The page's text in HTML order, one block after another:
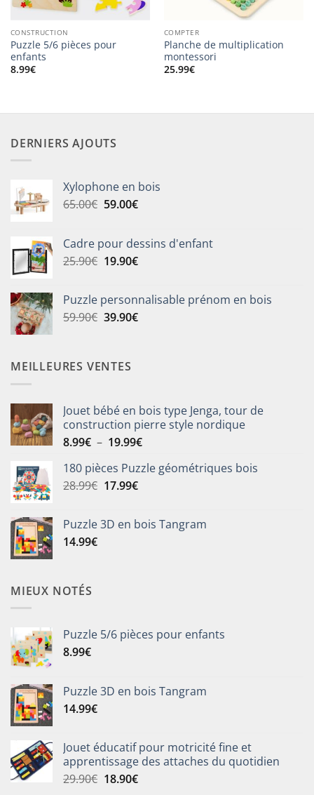
CONSTRUCTION
Puzzle 5/6 pièces pour
enfants
8.99€
COMPTER
Planche de multiplication
montessori
25.99€
DERNIERS AJOUTS
Xylophone en bois
65.00€ Le
était :
65.00€.
59.00€Le
est :
59.00€.
Cadre pour dessins d'enfant
25.90€ Le
était :
25.90€.
19.90€Le
est :
19.90€.
Puzzle personnalisable prénom en bois
59.90€ Le
était :
59.90€.
39.90€Le
MEILLEURES VENTES
Jouet bébé en bois type Jenga, tour de
construction pierre style nordique
8.99€ – 19.99€Plage
prix :
180 pièces Puzzle géométriques bois
28.99€ Le
était :
17.99€Le
est :
Puzzle 3D en bois Tangram
14.99€
MIEUX NOTÉS
Puzzle 5/6 pièces pour enfants
8.99€
Puzzle 3D en bois Tangram
14.99€
Jouet éducatif pour motricité fine et
apprentissage des attaches du quotidien
29.90€ Le
18.90€Le